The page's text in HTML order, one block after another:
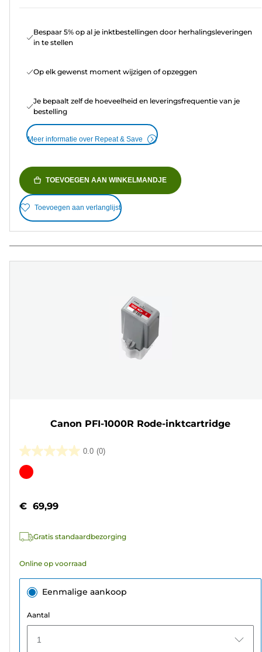
Bespaar 5% op al je inktbestellingen door herhalingsleveringen
in te stellen
Op elk gewenst moment wijzigen of opzeggen
Je bepaalt zelf de hoeveelheid en leveringsfrequentie van je
bestelling
Meer informatie over Repeat & Save
TOEVOEGEN AAN WINKELMANDJE
Toevoegen aan verlanglijst
Canon PFI-1000R Rode-inktcartridge
0.0 (0)
0.0
van
sterren.
Kleurencartridge
€ 69,99
Gratis standaardbezorging
Online op voorraad
Eenmalige aankoop
Aantal
1